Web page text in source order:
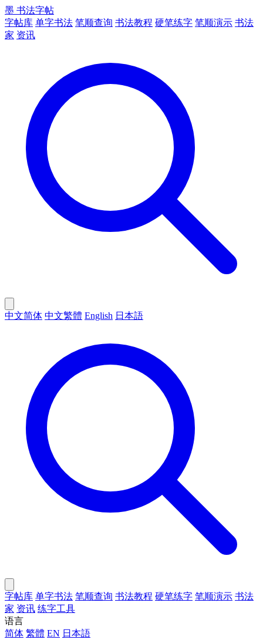
墨 书法字帖
字帖库 单字书法 笔顺查询 书法教程 硬笔练字 笔顺演示 书法
家 资讯
中文简体 中文繁體 English 日本語
字帖库 单字书法 笔顺查询 书法教程 硬笔练字 笔顺演示 书法
家 资讯 练字工具
语言
简体 繁體 EN 日本語